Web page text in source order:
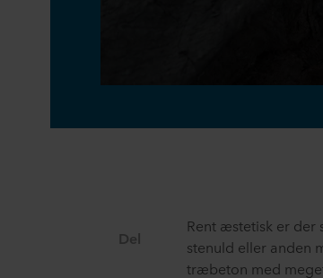
Del
Rent æstetisk er
stenuld eller anden
træbeton med